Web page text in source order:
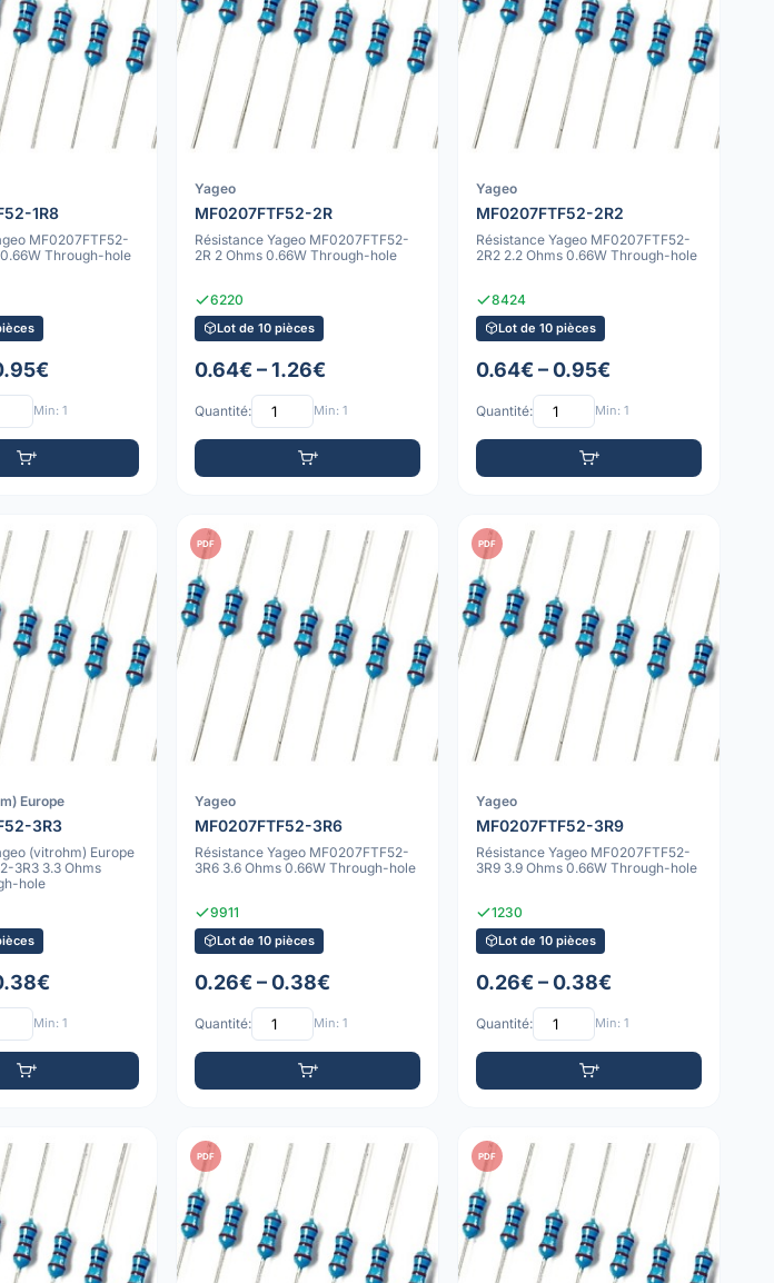
1R8
MF0207FTF52-
0.66W Through-hole
Min: 1
Yageo
MF0207FTF52-2R
Résistance Yageo MF0207FTF52-
2R 2 Ohms 0.66W Through-hole
6220
Lot de 10 pièces
0.64€ – 1.26€
Quantité: Min: 1
Yageo
MF0207FTF52-2R2
Résistance Yageo MF0207FTF52-
2R2 2.2 Ohms 0.66W Through-hole
8424
Lot de 10 pièces
0.64€ – 0.95€
Quantité: Min: 1
Europe
3R3
(vitrohm) Europe
3R3 3.3 Ohms
hole
Min: 1
PDF
Yageo
MF0207FTF52-3R6
Résistance Yageo MF0207FTF52-
3R6 3.6 Ohms 0.66W Through-hole
9911
Lot de 10 pièces
0.26€ – 0.38€
Quantité: Min: 1
PDF
Yageo
MF0207FTF52-3R9
Résistance Yageo MF0207FTF52-
3R9 3.9 Ohms 0.66W Through-hole
1230
Lot de 10 pièces
0.26€ – 0.38€
Quantité: Min: 1
PDF PDF